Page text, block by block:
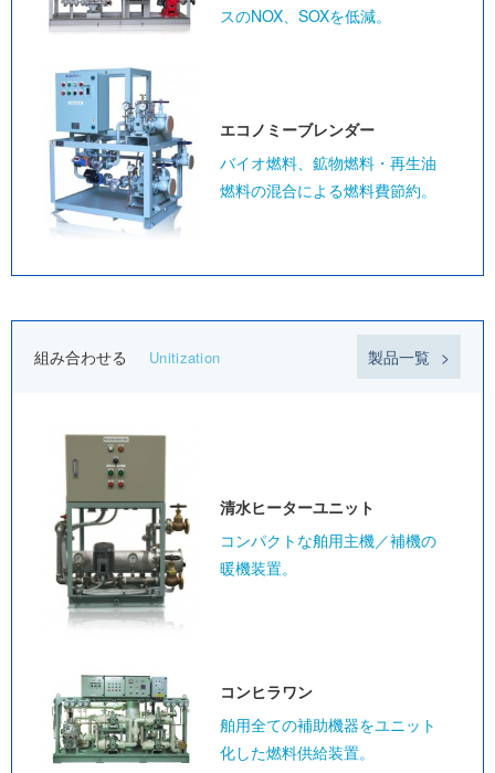
スのNOX、SOXを低減。
エコノミーブレンダー
バイオ燃料、鉱物燃料・再生油
燃料の混合による燃料費節約。
組み合わせる Unitization 製品一覧
清水ヒーターユニット
コンパクトな舶用主機／補機の
暖機装置。
コンヒラワン
舶用全ての補助機器をユニット
化した燃料供給装置。